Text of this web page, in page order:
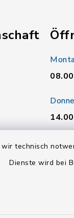
technisch
Dienste wird bei
Freitag: